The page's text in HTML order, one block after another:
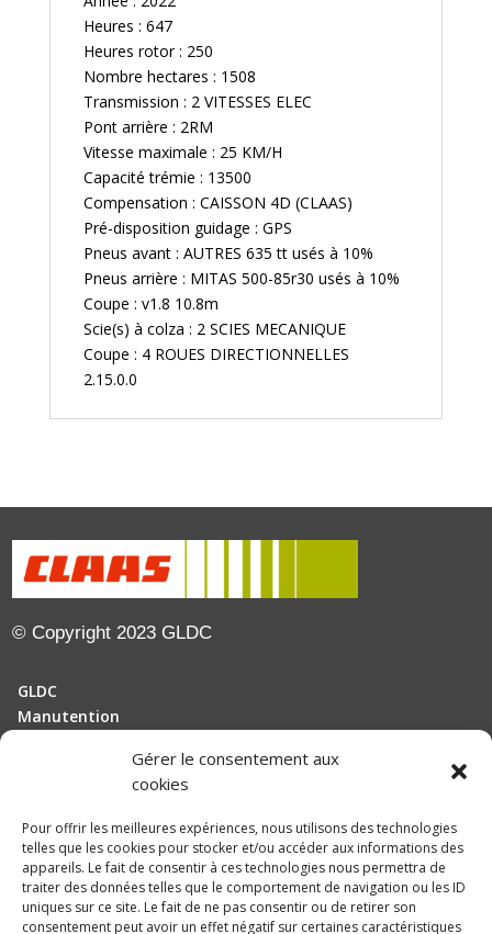
Gérer le consentement aux
cookies
Pour offrir les meilleures expériences, nous utilisons des technologies
telles que les cookies pour stocker et/ou accéder aux informations des
appareils. Le fait de consentir à ces technologies nous permettra de
traiter des données telles que le comportement de navigation ou les ID
uniques sur ce site. Le fait de ne pas consentir ou de retirer son
consentement peut avoir un effet négatif sur certaines caractéristiques
Heures : 647
Heures rotor : 250
Nombre hectares : 1508
Transmission : 2 VITESSES ELEC
Pont arrière : 2RM
Vitesse maximale : 25 KM/H
Capacité trémie : 13500
Compensation : CAISSON 4D (CLAAS)
Pré-disposition guidage : GPS
Pneus avant : AUTRES 635 tt usés à 10%
Pneus arrière : MITAS 500-85r30 usés à 10%
Coupe : v1.8 10.8m
Scie(s) à colza : 2 SCIES MECANIQUE
Coupe : 4 ROUES DIRECTIONNELLES
2.15.0.0
© Copyright 2023 GLDC
GLDC
Manutention
Actualités
Recrutement
Politique de confidentialité